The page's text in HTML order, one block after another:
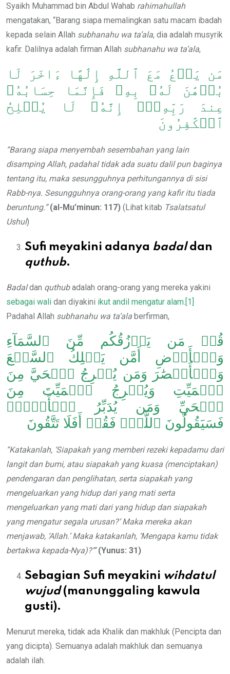
Syaikh Muhammad bin Abdul Wahab rahimahullah
mengatakan, “Barang siapa memalingkan satu macam ibadah
kepada selain Allah subhanahu wa ta’ala, dia adalah musyrik
kafir. Dalilnya adalah firman Allah subhanahu wa ta’ala,
مَن يَدۡعُ مَعَ ٱللَّهِ إِلَٰهًا ءَاخَرَ لَا
بُرۡهَٰنَ لَهُۥ بِهِۦ فَإِنَّمَا حِسَابُهُۥ
عِندَ رَبِّهِۦٓۚ إِنَّهُۥ لَا يُفۡلِحُ
ٱلۡكَٰفِرُونَ
“Barang siapa menyembah sesembahan yang lain
disamping Allah, padahal tidak ada suatu dalil pun baginya
tentang itu, maka sesungguhnya perhitungannya di sisi
Rabb-nya. Sesungguhnya orang-orang yang kafir itu tiada
beruntung.” (al-Mu’minun: 117) (Lihat kitab Tsalatsatul
Ushul)
Sufi meyakini adanya badaldan
quthub.
Badaldan quthubadalah orang-orang yang mereka yakini
sebagai wali dan diyakini ikut andil mengatur alam.[1]
Padahal Allah subhanahu wa ta’ala berfirman,
قُلۡ مَن يَرۡزُقُكُم مِّنَ ٱلسَّمَآءِ
وَٱلۡأَرۡضِ أَمَّن يَمۡلِكُ ٱلسَّمۡعَ
وَٱلۡأَبۡصَٰرَ وَمَن يُخۡرِجُ ٱلۡحَيَّ مِنَ
ٱلۡمَيِّتِ وَيُخۡرِجُ ٱلۡمَيِّتَ مِنَ
ٱلۡحَيِّ وَمَن يُدَبِّرُ ٱلۡأَمۡرَۚ
فَسَيَقُولُونَ ٱللَّهُۚ فَقُلۡ أَفَلَا تَتَّقُونَ
“Katakanlah, ‘Siapakah yang memberi rezeki kepadamu dari
langit dan bumi, atau siapakah yang kuasa (menciptakan)
pendengaran dan penglihatan, serta siapakah yang
mengeluarkan yang hidup dari yang mati serta
mengeluarkan yang mati dari yang hidup dan siapakah
yang mengatur segala urusan?’ Maka mereka akan
menjawab, ‘Allah.’ Maka katakanlah, ‘Mengapa kamu tidak
bertakwa kepada-Nya)?’” (Yunus: 31)
Sebagian Sufi meyakini wihdatul
wujud(manunggaling kawula
gusti).
Menurut mereka, tidak ada Khalik dan makhluk (Pencipta dan
yang dicipta). Semuanya adalah makhluk dan semuanya
adalah ilah.